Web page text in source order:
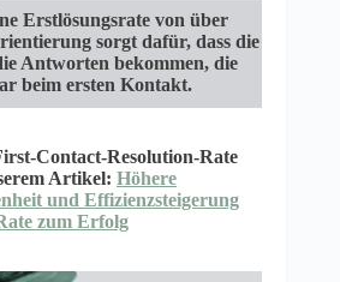
Erstlösungsrate von über
sorgt dafür, dass die
Antworten bekommen, die
beim ersten Kontakt.
Contact-Resolution-Rate
Artikel: Höhere
und Effizienzsteigerung
zum Erfolg